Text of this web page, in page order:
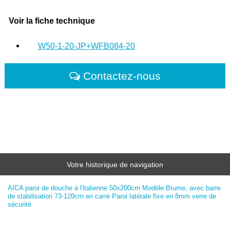
Voir la fiche technique
W50-1-20-JP+WFB084-20
Contactez-nous
Votre historique de navigation
AICA paroi de douche à l'italienne 50x200cm Modèle Brume, avec barre
de stabilisation 73-120cm en carré Paroi latérale fixe en 8mm verre de
sécurité